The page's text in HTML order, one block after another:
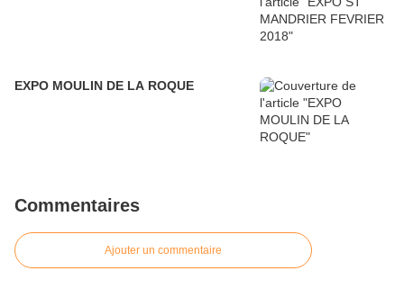
EXPO MOULIN DE LA ROQUE
Commentaires
Ajouter un commentaire